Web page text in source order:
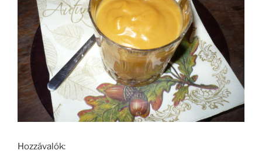
Hozzávalók: